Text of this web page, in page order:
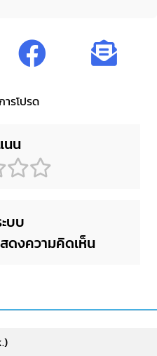
ารโปรด
นน
บบ
ดงความคิดเห็น